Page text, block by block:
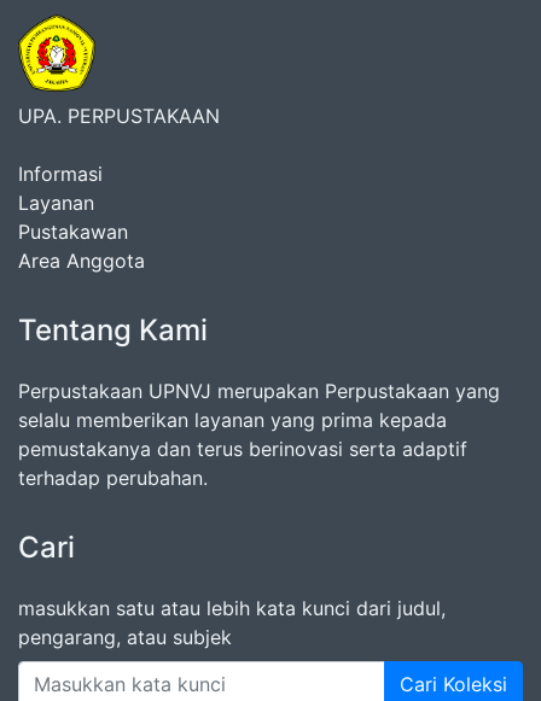
UPA. PERPUSTAKAAN
Informasi
Layanan
Pustakawan
Area Anggota
Tentang Kami
Perpustakaan UPNVJ merupakan Perpustakaan yang
selalu memberikan layanan yang prima kepada
pemustakanya dan terus berinovasi serta adaptif
terhadap perubahan.
Cari
masukkan satu atau lebih kata kunci dari judul,
pengarang, atau subjek
Cari Koleksi